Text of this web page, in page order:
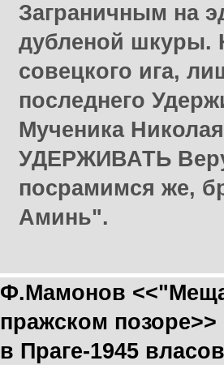
Заграничным на
дубленой шкуры.
совецкого ига,
последнего
Мученика
УДЕРЖИВАТЬ
посрамимся же,
Аминь".
Ф.Мамонов
пражском
в Праге-1945